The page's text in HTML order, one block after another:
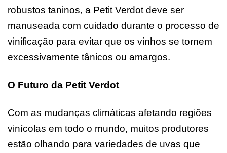
robustos taninos, a Petit Verdot deve ser
manuseada com cuidado durante o processo de
vinificação para evitar que os vinhos se tornem
excessivamente tânicos ou amargos.
O Futuro da Petit Verdot
Com as mudanças climáticas afetando regiões
vinícolas em todo o mundo, muitos produtores
estão olhando para variedades de uvas que